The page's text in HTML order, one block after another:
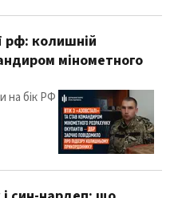
рф: колишній
мінометного
на бік РФ